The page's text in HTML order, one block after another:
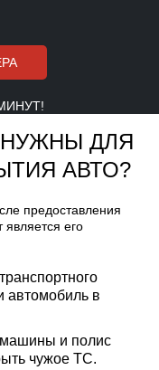
ДЛЯ
АВТО?
предоставления
его
автомобиль в
машины и полис
чужое ТС.